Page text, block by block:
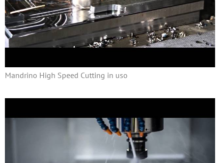
Mandrino High Speed Cutting in uso